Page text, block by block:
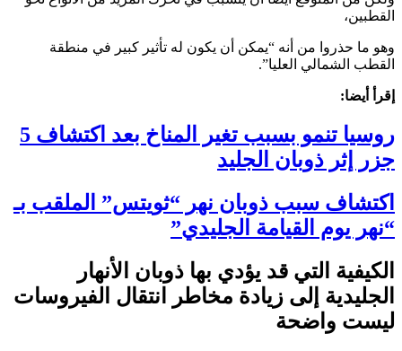
القطبين،
وهو ما حذروا من أنه “يمكن أن يكون له تأثير كبير في منطقة
القطب الشمالي العليا”.
إقرأ أيضا:
روسيا تنمو بسبب تغير المناخ بعد اكتشاف 5
جزر إثر ذوبان الجليد
اكتشاف سبب ذوبان نهر “ثويتس” الملقب بـ
“نهر يوم القيامة الجليدي”
الكيفية التي قد يؤدي بها ذوبان الأنهار
الجليدية إلى زيادة مخاطر انتقال الفيروسات
ليست واضحة